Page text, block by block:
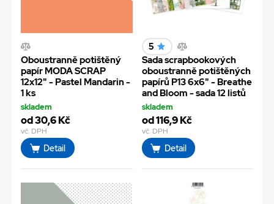
Oboustranně potištěný
papír MODA SCRAP
12x12" - Pastel Mandarin -
1 ks
skladem
od 30,6 Kč
vč. DPH
Detail
5
Sada scrapbookových
oboustranně potištěných
papírů P13 6x6" - Breathe
and Bloom - sada 12 listů
skladem
od 116,9 Kč
vč. DPH
Detail